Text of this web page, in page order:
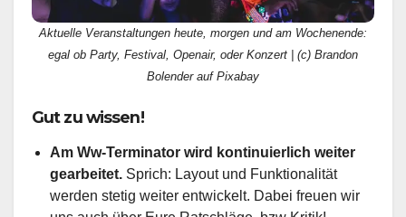
Aktuelle Veranstaltungen heute, morgen und am Wochenende:
egal ob Party, Festival, Openair, oder Konzert | (c) Brandon
Bolender auf Pixabay
Gut zu wissen!
Am Ww-Terminator wird kontinuierlich weiter
gearbeitet. Sprich: Layout und Funktionalität
werden stetig weiter entwickelt. Dabei freuen wir
uns auch über Eure Ratschläge, bzw Kritik!